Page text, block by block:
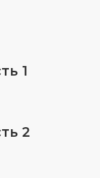
1
2